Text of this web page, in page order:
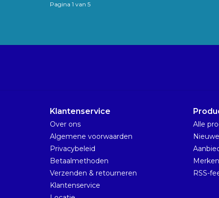
Pagina 1 van 5
Klantenservice
Over ons
Algemene voorwaarden
Privacybeleid
Betaalmethoden
Verzenden & retourneren
Klantenservice
Alle
Merken
RSS-